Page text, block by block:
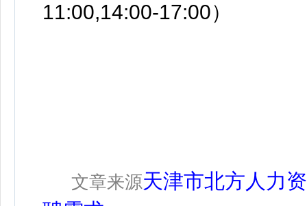
11:00,14:00-17:00）
文章来源天津市北方人力